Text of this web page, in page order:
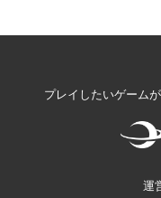
プレイしたいゲーム
運